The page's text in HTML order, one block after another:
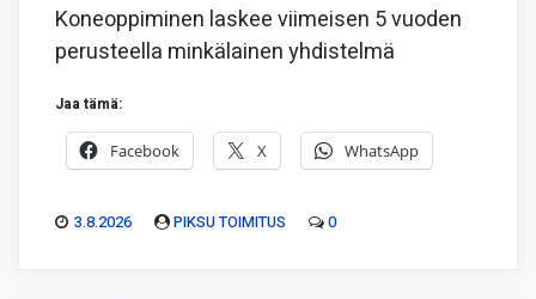
Koneoppiminen laskee viimeisen 5 vuoden
perusteella minkälainen yhdistelmä
Jaa tämä:
Facebook X WhatsApp
3.8.2026 PIKSU TOIMITUS 0